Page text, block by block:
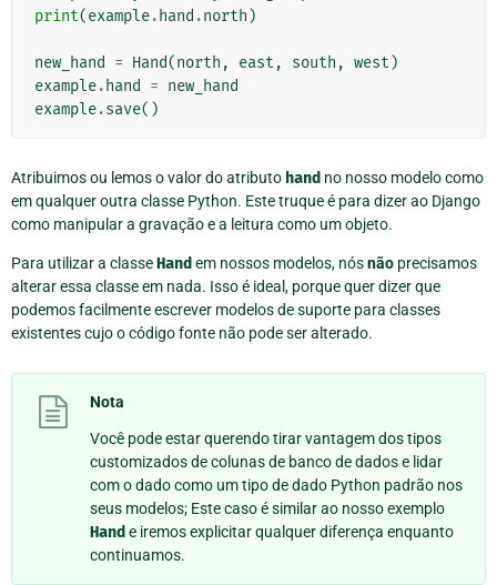
print(example. hand .north )
new_hand = Hand(north , east , south , west )
example. hand = new_hand
example.save()
Atribuimos ou lemos o valor do atributo hand no nosso modelo como
em qualquer outra classe Python. Este truque é para dizer ao Django
como manipular a gravação e a leitura como um objeto.
Para utilizar a classeHand em nossos modelos, nósnão precisamos
alterar essa classe em nada. Isso é ideal, porque quer dizer que
podemos facilmente escrever modelos de suporte para classes
existentes cujo o código fonte não pode ser alterado.
Nota
Você pode estar querendo tirar vantagem dos tipos
customizados de colunas de banco de dados e lidar
com o dado como um tipo de dado Python padrão nos
seus modelos; Este caso é similar ao nosso exemplo
Hand e iremos explicitar qualquer diferença enquanto
continuamos.